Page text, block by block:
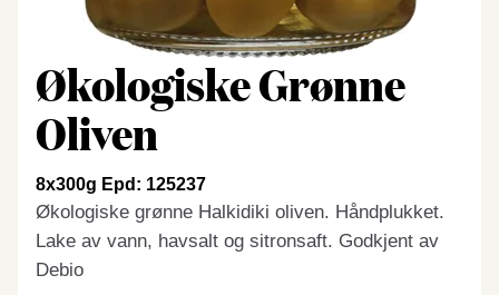
Økologiske Grønne
Oliven
8x300g Epd: 125237
Økologiske grønne Halkidiki oliven. Håndplukket.
Lake av vann, havsalt og sitronsaft. Godkjent av
Debio